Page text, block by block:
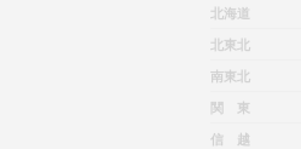
北海道
北東北
南東北
関 東
信 越